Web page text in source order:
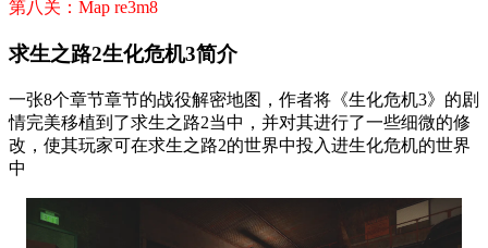
第八关：Map re3m8
求生之路2生化危机3简介
一张8个章节章节的战役解密地图，作者将《生化危机3》的剧
情完美移植到了求生之路2当中，并对其进行了一些细微的修
改，使其玩家可在求生之路2的世界中投入进生化危机的世界
中